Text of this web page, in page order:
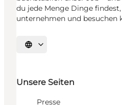
du jede Menge Dinge
unternehmen und besuchen
Sprache auswählen
Unsere Seiten
Presse